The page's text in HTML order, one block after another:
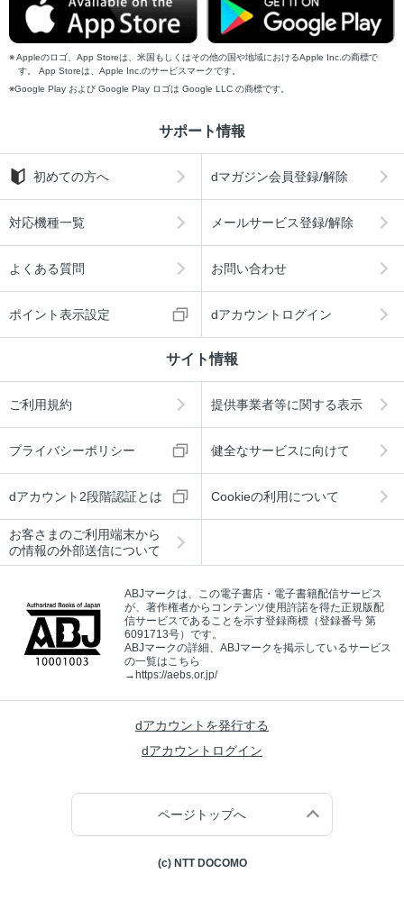
Appleのロゴ、App Storeは、米国もしくはその他の国や地域におけるApple Inc.の商標で
す。 App Storeは、Apple Inc.のサービスマークです。
Google Play および Google Play ロゴは Google LLC の商標です。
サポート情報
初めての方へ dマガジン会員登録/解除
対応機種一覧 メールサービス登録/解除
よくある質問 お問い合わせ
ポイント表示設定 dアカウントログイン
サイト情報
ご利用規約 提供事業者等に関する表示
プライバシーポリシー 健全なサービスに向けて
dアカウント2段階認証とは Cookieの利用について
お客さまのご利用端末から
の情報の外部送信について
ABJマークは、この電子書店・電子書籍配信サービス
が、著作権者からコンテンツ使用許諾を得た正規版配
信サービスであることを示す登録商標（登録番号 第
6091713号）です。
ABJマークの詳細、ABJマークを掲示しているサービス
の一覧はこちら
→https://aebs.or.jp/
dアカウントを発行する
dアカウントログイン
ページトップへ
(c) NTT DOCOMO